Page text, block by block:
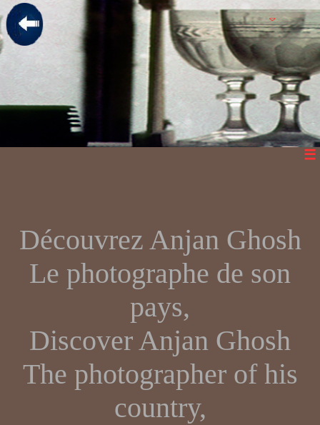
Découvrez Anjan Ghosh
Le photographe de son
pays,
Discover Anjan Ghosh
The photographer of his
country,